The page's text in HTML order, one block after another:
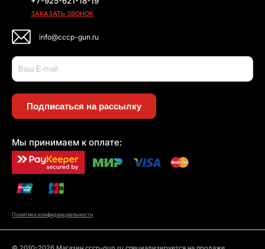
ЗАКАЗАТЬ ЗВОНОК
info@cccp-gun.ru
Подписаться на рассылку
Мы принимаем к оплате:
Политика конфиденциальности